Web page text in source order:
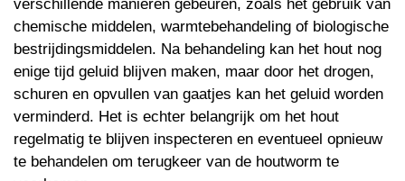
verschillende manieren gebeuren, zoals het gebruik van
chemische middelen, warmtebehandeling of biologische
bestrijdingsmiddelen. Na behandeling kan het hout nog
enige tijd geluid blijven maken, maar door het drogen,
schuren en opvullen van gaatjes kan het geluid worden
verminderd. Het is echter belangrijk om het hout
regelmatig te blijven inspecteren en eventueel opnieuw
te behandelen om terugkeer van de houtworm te